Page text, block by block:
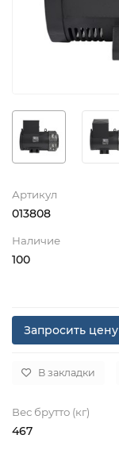
Артикул
013808
Наличие
100
Запросить цену
В закладки
Вес брутто (кг)
467